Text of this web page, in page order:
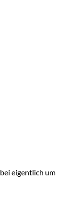
eigentlich um